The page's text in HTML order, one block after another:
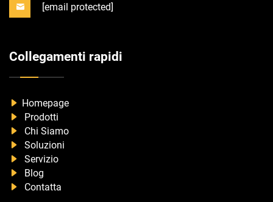
[email protected]
Collegamenti rapidi
Homepage
Prodotti
Chi Siamo
Soluzioni
Servizio
Blog
Contatta